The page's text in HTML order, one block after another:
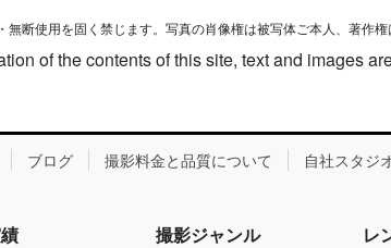
断使用を固く禁じます。写真の肖像権は被写体ご本人、著作権
of the contents of this site, text and images
ブログ 撮影料金と品質について 自社スタジ
撮影ジャンル レ